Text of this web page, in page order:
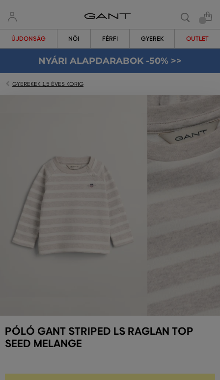
ÚJDONSÁG NŐI FÉRFI GYEREK OUTLET
NYÁRI ALAPDARABOK -50% >>
GYEREKEK 1,5 ÉVES KORIG
PÓLÓ GANT STRIPED LS RAGLAN TOP
SEED MELANGE